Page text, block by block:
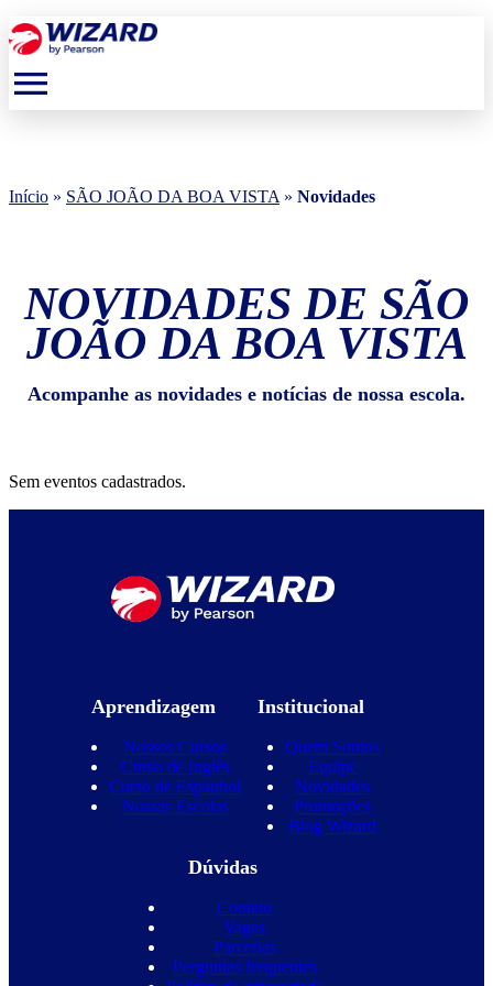
menu
Início » SÃO JOÃO DA BOA VISTA » Novidades
NOVIDADES DE SÃO
JOÃO DA BOA VISTA
Acompanhe as novidades e notícias de nossa escola.
Sem eventos cadastrados.
Aprendizagem
Nossos Cursos
Curso de Inglês
Curso de Espanhol
Nossas Escolas
Institucional
Quem Somos
Equipe
Novidades
Promoções
Blog Wizard
Dúvidas
Contato
Vagas
Parcerias
Perguntas frequentes